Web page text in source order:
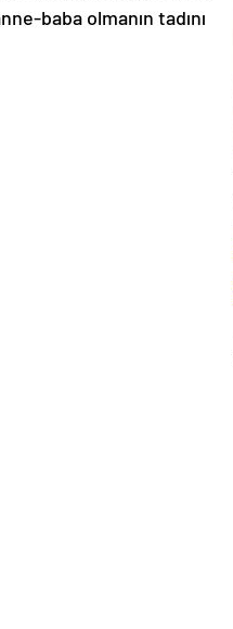
baba olmanın tadını